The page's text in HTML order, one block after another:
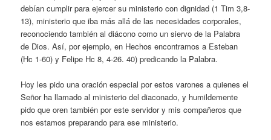
debían cumplir para ejercer su ministerio con dignidad (1 Tim 3,8-
13), ministerio que iba más allá de las necesidades corporales,
reconociendo también al diácono como un siervo de la Palabra
de Dios. Así, por ejemplo, en Hechos encontramos a Esteban
(Hc 1-60) y Felipe Hc 8, 4-26. 40) predicando la Palabra.
Hoy les pido una oración especial por estos varones a quienes el
Señor ha llamado al ministerio del diaconado, y humildemente
pido que oren también por este servidor y mis compañeros que
nos estamos preparando para ese ministerio.